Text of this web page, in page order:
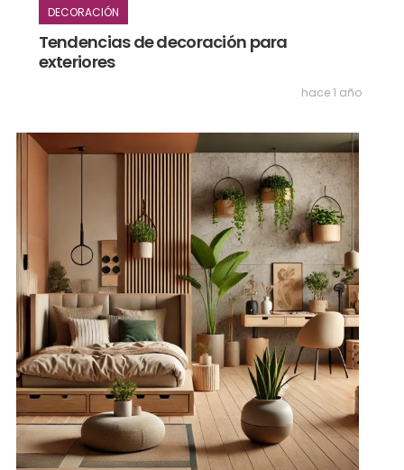
DECORACIÓN
Tendencias de decoración para
exteriores
hace 1 año